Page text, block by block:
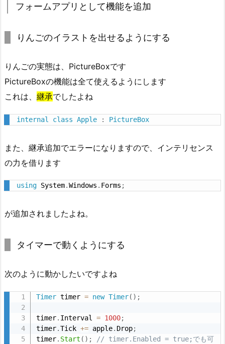
フォームアプリとして機能を追加
りんごのイラストを出せるようにする
りんごの実態は、PictureBoxです
PictureBoxの機能は全て使えるようにします
これは、 継承でしたよね
internal class Apple : PictureBox
また、継承追加でエラーになりますので、インテリセンス
の力を借ります
using System.Windows . Forms ;
が追加されましたよね。
タイマーで動くようにする
次のように動かしたいですよね
Timer timer = new Timer( ) ;
timer. Interval = 1000;
timer.Tick += apple. Drop;
timer. Start ( ) ; // timer.Enabled = true;でも可